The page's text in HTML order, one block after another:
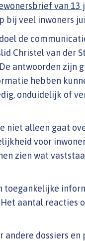
van 13
bij veel inwoners
de
Christel van der
antwoorden zijn
hebben
onduidelijk of
niet alleen gaat
voor
zien wat
toegankelijke
aantal reacties
andere dossiers